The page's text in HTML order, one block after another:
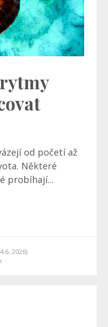
od početí až
Některé
probíhají...
2026)